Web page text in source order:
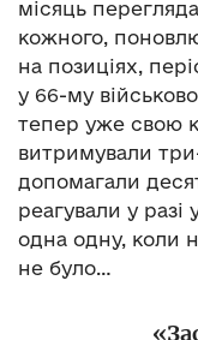
місяць
кожного,
на позиціях,
у 66-му
тепер уже свою
витримували
допомагали
реагували у разі
одна одну, коли
не було…